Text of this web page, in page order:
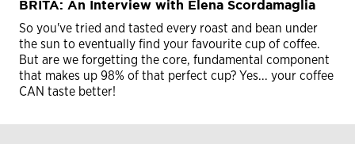
BRITA: An Interview with Elena Scordamaglia
So you've tried and tasted every roast and bean under
the sun to eventually find your favourite cup of coffee.
But are we forgetting the core, fundamental component
that makes up 98% of that perfect cup? Yes... your coffee
CAN taste better!